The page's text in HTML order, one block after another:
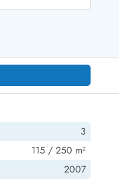
3
115 / 250 m²
2007